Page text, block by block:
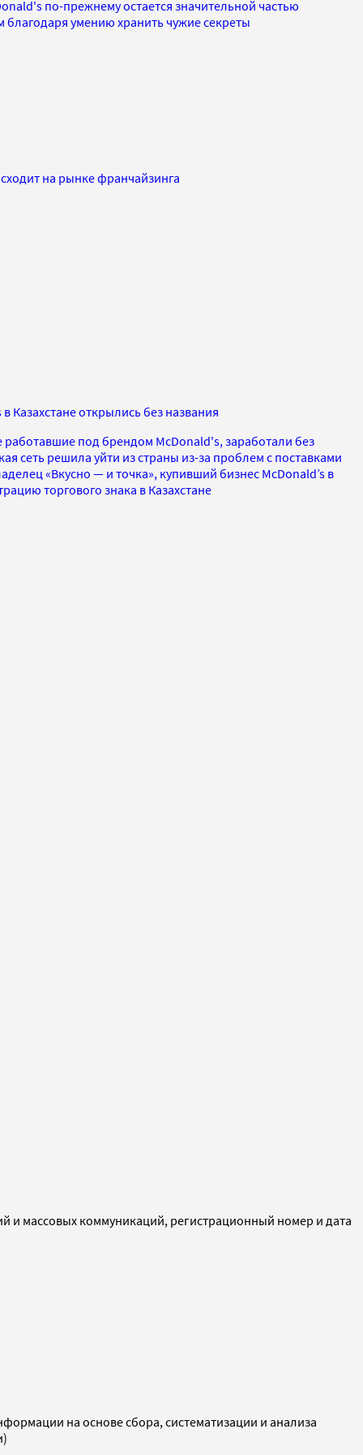
по-прежнему остается значительной частью
благодаря умению хранить чужие секреты
на рынке франчайзинга
Казахстане открылись без названия
работавшие под брендом McDonald's, заработали без
сеть решила уйти из страны из-за проблем с поставками
«Вкусно — и точка», купивший бизнес McDonald’s в
торгового знака в Казахстане
и массовых коммуникаций, регистрационный номер и дата
на основе сбора, систематизации и анализа